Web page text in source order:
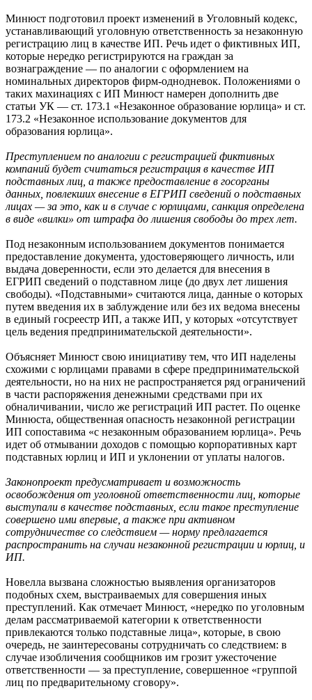
Минюст подготовил проект изменений в Уголовный кодекс,
устанавливающий уголовную ответственность за незаконную
регистрацию лиц в качестве ИП. Речь идет о фиктивных ИП,
которые нередко регистрируются на граждан за
вознаграждение — по аналогии с оформлением на
номинальных директоров фирм-однодневок. Положениями о
таких махинациях с ИП Минюст намерен дополнить две
статьи УК — ст. 173.1 «Незаконное образование юрлица» и ст.
173.2 «Незаконное использование документов для
образования юрлица».
Преступлением по аналогии с регистрацией фиктивных
компаний будет считаться регистрация в качестве ИП
подставных лиц, а также предоставление в госорганы
данных, повлекших внесение в ЕГРИП сведений о подставных
лицах — за это, как и в случае с юрлицами, санкция определена
в виде «вилки» от штрафа до лишения свободы до трех лет.
Под незаконным использованием документов понимается
предоставление документа, удостоверяющего личность, или
выдача доверенности, если это делается для внесения в
ЕГРИП сведений о подставном лице (до двух лет лишения
свободы). «Подставными» считаются лица, данные о которых
путем введения их в заблуждение или без их ведома внесены
в единый госреестр ИП, а также ИП, у которых «отсутствует
цель ведения предпринимательской деятельности».
Объясняет Минюст свою инициативу тем, что ИП наделены
схожими с юрлицами правами в сфере предпринимательской
деятельности, но на них не распространяется ряд ограничений
в части распоряжения денежными средствами при их
обналичивании, число же регистраций ИП растет. По оценке
Минюста, общественная опасность незаконной регистрации
ИП сопоставима «с незаконным образованием юрлица». Речь
идет об отмывании доходов с помощью корпоративных карт
подставных юрлиц и ИП и уклонении от уплаты налогов.
Законопроект предусматривает и возможность
освобождения от уголовной ответственности лиц, которые
выступали в качестве подставных, если такое преступление
совершено ими впервые, а также при активном
сотрудничестве со следствием — норму предлагается
распространить на случаи незаконной регистрации и юрлиц, и
ИП.
Новелла вызвана сложностью выявления организаторов
подобных схем, выстраиваемых для совершения иных
преступлений. Как отмечает Минюст, «нередко по уголовным
делам рассматриваемой категории к ответственности
привлекаются только подставные лица», которые, в свою
очередь, не заинтересованы сотрудничать со следствием: в
случае изобличения сообщников им грозит ужесточение
ответственности — за преступление, совершенное «группой
лиц по предварительному сговору».